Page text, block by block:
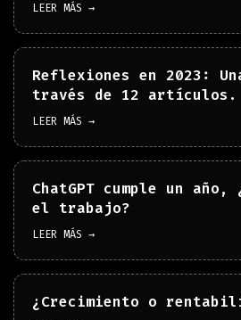
LEER MÁS →
Reflexiones en 2023:
través de 12 artículos.
LEER MÁS →
ChatGPT cumple un año,
el trabajo?
LEER MÁS →
¿Crecimiento o